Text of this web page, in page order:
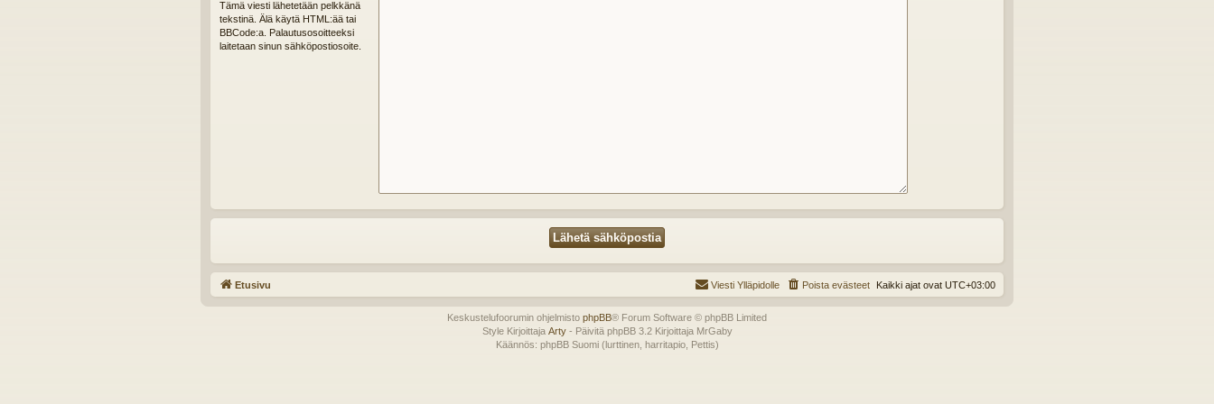
Tämä viesti lähetetään pelkkänä
tekstinä. Älä käytä HTML:ää tai
BBCode:a. Palautusosoitteeksi
laitetaan sinun sähköpostiosoite.
Etusivu Kaikki ajat ovat UTC+03:00
Poista evästeet
Viesti Ylläpidolle
Keskustelufoorumin ohjelmisto phpBB® Forum Software © phpBB Limited
Style Kirjoittaja Arty- Päivitä phpBB 3.2 Kirjoittaja MrGaby
Käännös: phpBB Suomi (lurttinen, harritapio, Pettis)